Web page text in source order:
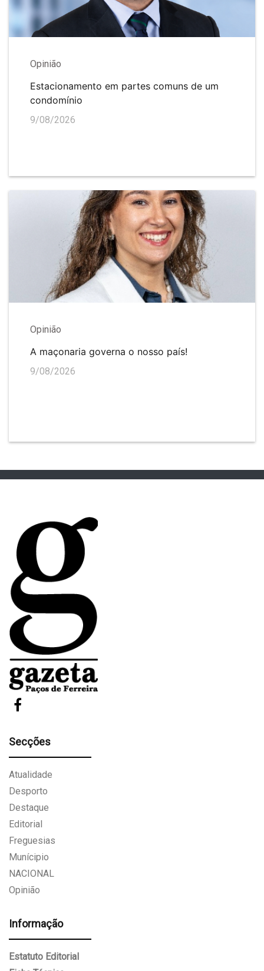
Opinião
Estacionamento em partes comuns de um
condomínio
9/08/2026
Opinião
A maçonaria governa o nosso país!
9/08/2026
Secções
Atualidade
Desporto
Destaque
Editorial
Freguesias
Munícipio
NACIONAL
Opinião
Informação
Estatuto Editorial